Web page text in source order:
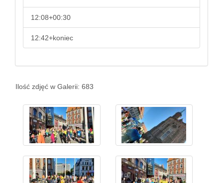
12:08+00:30
12:42+koniec
Ilość zdjęć w Galerii: 683